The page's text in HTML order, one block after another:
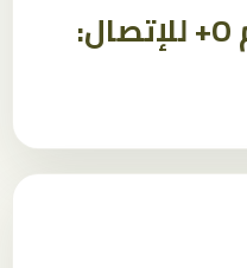
بحاجة ماسّة الى دم O+ للإتصال: